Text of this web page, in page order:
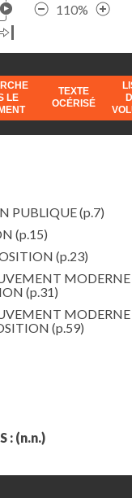
110%
LE
TEXTE
OCÉRISÉ
PUBLIQUE(p.7)
(p.15)
(p.23)
(p.31)
(p.59)
: (n.n.)